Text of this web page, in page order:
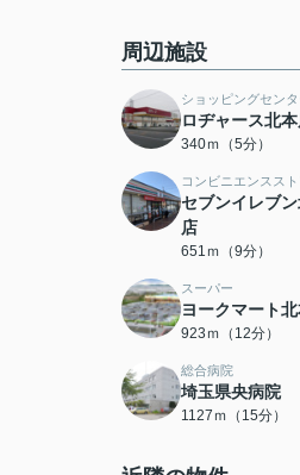
周辺施設
ショッピングセンタ
ロヂャース北
340ｍ（5分）
コンビニエンススト
セブンイレブ
店
651ｍ（9分）
スーパー
ヨークマート
923ｍ（12分）
総合病院
埼玉県央病院
1127ｍ（15分）